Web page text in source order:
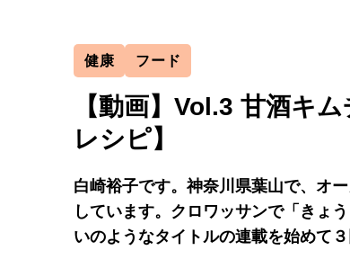
健康 フード
【動画】Vol.3 甘酒キ
レシピ】
白崎裕子です。神奈川県葉山で、オ
しています。クロワッサンで「きょ
いのようなタイトルの連載を始めて３